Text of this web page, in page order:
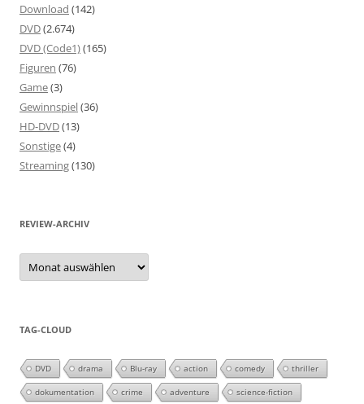
Download (142)
DVD(2.674)
DVD (Code1)(165)
Figuren (76)
Game(3)
Gewinnspiel(36)
HD-DVD(13)
Sonstige(4)
Streaming(130)
REVIEW-ARCHIV
Review-
Archiv
TAG-CLOUD
DVD drama Blu-ray action comedy thriller
dokumentation crime adventure science-fiction